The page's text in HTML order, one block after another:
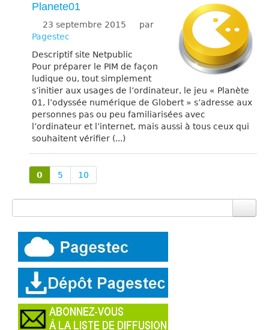
Planete01
23 septembre 2015
par
Pagestec
Descriptif site Netpublic
Pour préparer le PIM de façon
ludique ou, tout simplement
s’initier aux usages de l’ordinateur, le jeu « Planète
01, l’odyssée numérique de Globert » s’adresse aux
personnes pas ou peu familiarisées avec
l’ordinateur et l’internet, mais aussi à tous ceux qui
souhaitent vérifier (...)
0 5 10